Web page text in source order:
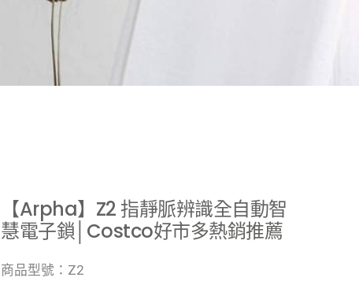
【Arpha】Z2 指靜脈辨識全自動智
慧電子鎖│Costco好市多熱銷推薦
商品型號：Z2